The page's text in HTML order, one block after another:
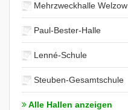
Mehrzweckhalle Welzow
Paul-Bester-Halle
Lenné-Schule
Steuben-Gesamtschule
Alle Hallen anzeigen